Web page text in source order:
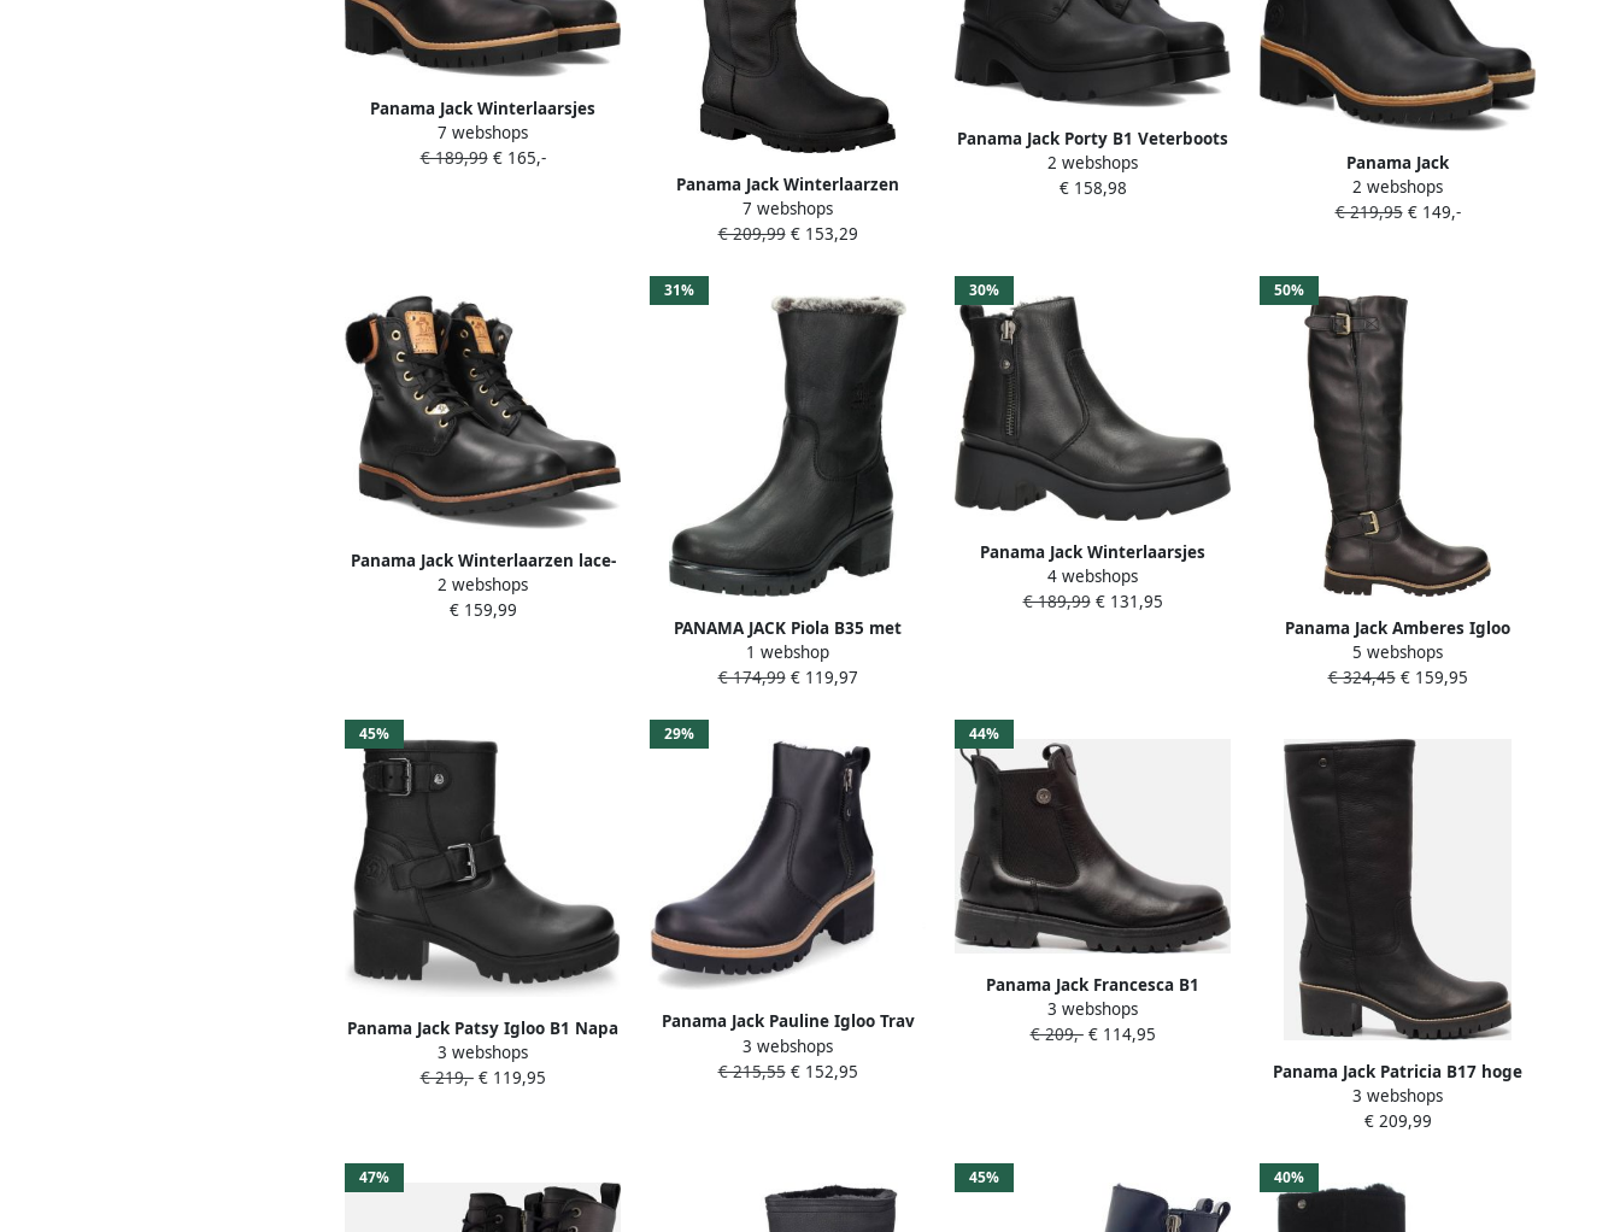
Panama Jack Winterlaarsjes
laarzen profielzool warme
voering ritssluitingen met
7 webshops
€ 189,99€ 165,-
Panama Jack Winterlaarzen
Bambina laarzen profielzool in
klassieke uitstraling
7 webshops
€ 209,99€ 153,29
Panama Jack Porty B1 Veterboots
Laarzen Met Veters Dames Zwart
2 webshops
€ 158,98
Panama Jack
POLET~B1~~~~~~~~~~~~~~~~~~~~~~
SnowbootsGevoerde
2 webshops
€ 219,95€ 149,-
Panama Jack Winterlaarzen lace-
up boots ankle boots with logo
embossing
2 webshops
€ 159,99
31%
PANAMA JACK Piola B35 met
warme voering Zwart Leer Bont
Dames
1 webshop
€ 174,99€ 119,97
30%
Panama Jack Winterlaarsjes
PHUKET ankleboots
winterlaarzen profielzool met
4 webshops
€ 189,99€ 131,95
50%
Panama Jack Amberes Igloo
Travelling B1 Dameslaarzen
zwart
5 webshops
€ 324,45€ 159,95
45%
Panama Jack Patsy Igloo B1 Napa
Negro Black
3 webshops
€ 219,-€ 119,95
29%
Panama Jack Pauline Igloo Trav
B3 Dames Enkellaarzen Zwart
3 webshops
€ 215,55€ 152,95
44%
Panama Jack Francesca B1
Chelsea boots zwart Leer Dames
3 webshops
€ 209,-€ 114,95
Panama Jack Patricia B17 hoge
laarzen zwart Leer Dames
3 webshops
€ 209,99
47% 45% 40%